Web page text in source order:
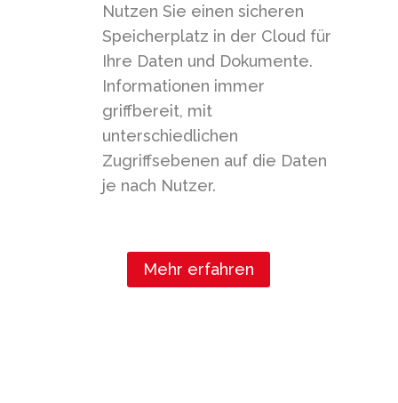
Nutzen Sie einen sicheren
Speicherplatz in der Cloud für
Ihre Daten und Dokumente.
Informationen immer
griffbereit, mit
unterschiedlichen
Zugriffsebenen auf die Daten
je nach Nutzer.
Mehr erfahren